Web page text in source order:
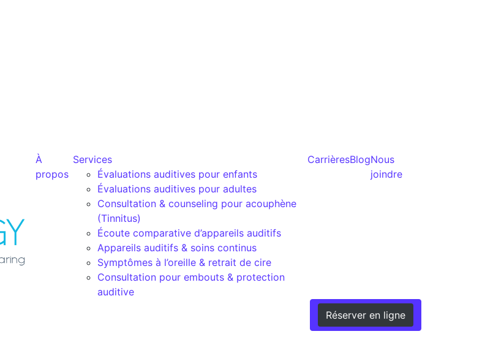
À
propos
Services
Évaluations auditives pour enfants
Évaluations auditives pour adultes
Consultation & counseling pour acouphène
(Tinnitus)
Écoute comparative d’appareils auditifs
Appareils auditifs & soins continus
Symptômes à l’oreille & retrait de cire
Consultation pour embouts & protection
auditive
CarrièresBlogNous
joindre
Réserver en ligne